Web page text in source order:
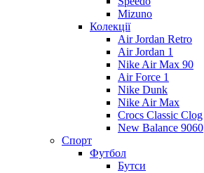
Mizuno
Колекції
Air Jordan Retro
Air Jordan 1
Nike Air Max 90
Air Force 1
Nike Dunk
Nike Air Max
Crocs Classic Clog
New Balance 9060
Спорт
Футбол
Бутси